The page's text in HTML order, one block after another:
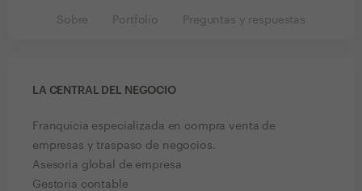
Sobre Portfolio Preguntas y respuestas
LA CENTRAL DEL NEGOCIO
Franquicia especializada en compra venta de
empresas y traspaso de negocios.
Asesoria global de empresa
Gestoria contable